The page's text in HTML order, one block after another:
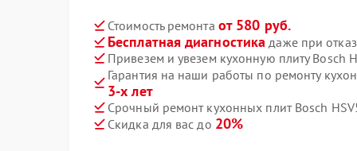
Стоимость ремонта от 580 руб.
Бесплатная диагностика даже при
Привезем и увезем кухонную плиту Bosch
Гарантия на наши работы по ремонту
3-х лет
Срочный ремонт кухонных плит Bosch
Скидка для вас до 20%